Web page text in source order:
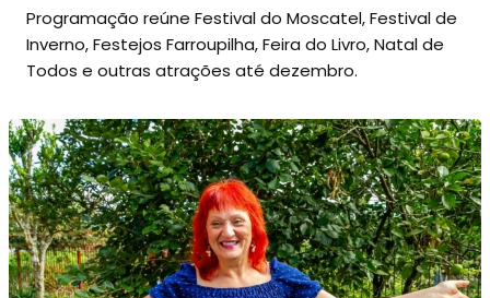
Programação reúne Festival do Moscatel, Festival de
Inverno, Festejos Farroupilha, Feira do Livro, Natal de
Todos e outras atrações até dezembro.